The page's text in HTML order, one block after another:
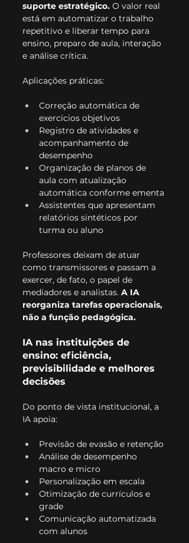
suporte estratégico. O valor real
está em automatizar o trabalho
repetitivo e liberar tempo para
ensino, preparo de aula, interação
e análise crítica.
Aplicações práticas:
Correção automática de
exercícios objetivos
Registro de atividades e
acompanhamento de
desempenho
Organização de planos de
aula com atualização
automática conforme ementa
Assistentes que apresentam
relatórios sintéticos por
turma ou aluno
Professores deixam de atuar
como transmissores e passam a
exercer, de fato, o papel de
mediadores e analistas. A IA
reorganiza tarefas operacionais,
não a função pedagógica.
IA nas instituições de
ensino: eficiência,
previsibilidade e melhores
decisões
Do ponto de vista institucional, a
IA apoia:
Previsão de evasão e retenção
Análise de desempenho
macro e micro
Personalização em escala
Otimização de currículos e
grade
Comunicação automatizada
com alunos